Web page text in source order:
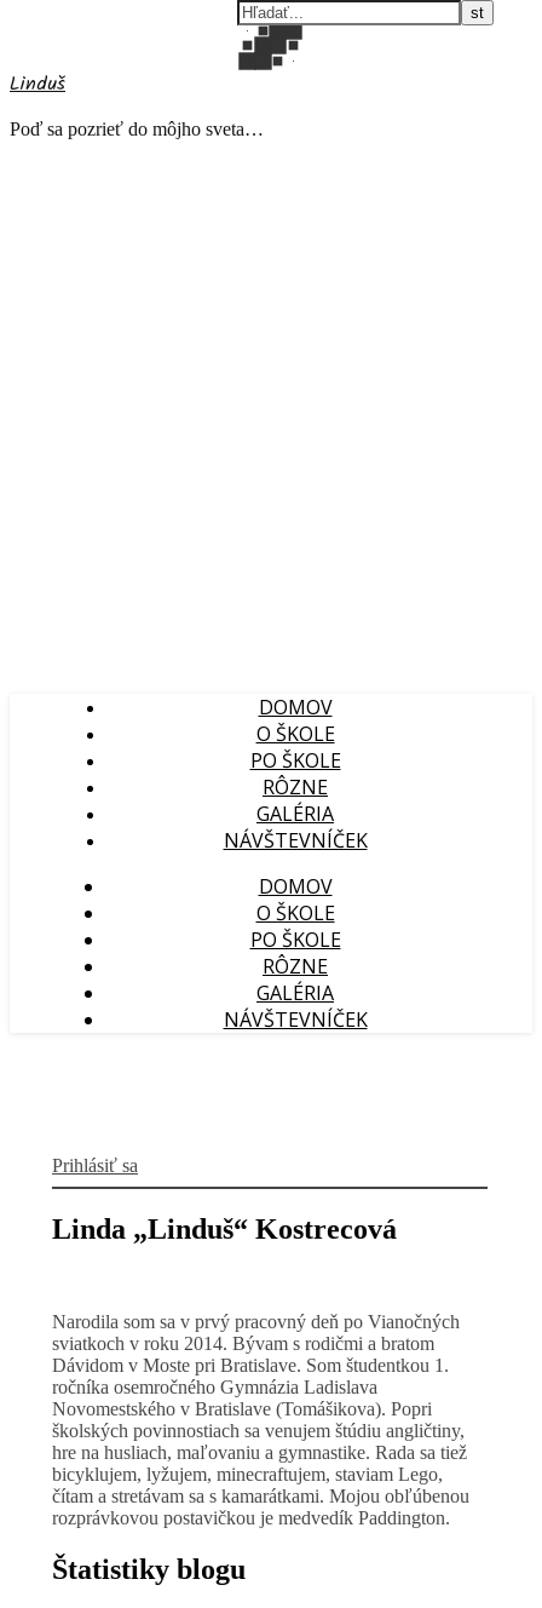
Linduš
Poď sa pozrieť do môjho sveta…
DOMOV
O ŠKOLE
PO ŠKOLE
RÔZNE
GALÉRIA
NÁVŠTEVNÍČEK
DOMOV
O ŠKOLE
PO ŠKOLE
RÔZNE
GALÉRIA
NÁVŠTEVNÍČEK
Prihlásiť sa
Linda „Linduš“ Kostrecová
Narodila som sa v prvý pracovný deň po Vianočných
sviatkoch v roku 2014. Bývam s rodičmi a bratom
Dávidom v Moste pri Bratislave. Som študentkou 1.
ročníka osemročného Gymnázia Ladislava
Novomestského v Bratislave (Tomášikova). Popri
školských povinnostiach sa venujem štúdiu angličtiny,
hre na husliach, maľovaniu a gymnastike. Rada sa tiež
bicyklujem, lyžujem, minecraftujem, staviam Lego,
čítam a stretávam sa s kamarátkami. Mojou obľúbenou
rozprávkovou postavičkou je medvedík Paddington.
Štatistiky blogu